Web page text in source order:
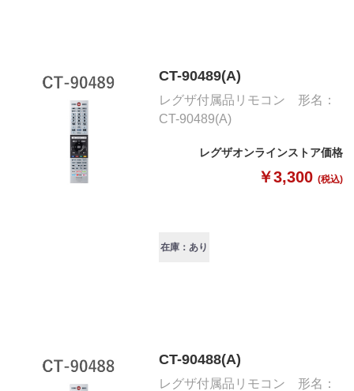
CT-90489(A)
レグザ付属品リモコン 形名：
CT-90489(A)
レグザオンラインストア価格
￥3,300 (税込)
在庫：あり
CT-90488(A)
レグザ付属品リモコン 形名：